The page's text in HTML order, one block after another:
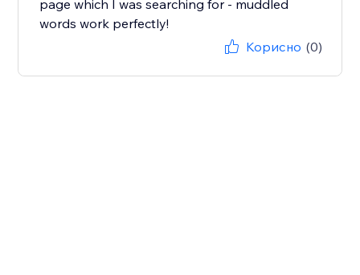
page which I was searching for - muddled
words work perfectly!
Корисно (0)